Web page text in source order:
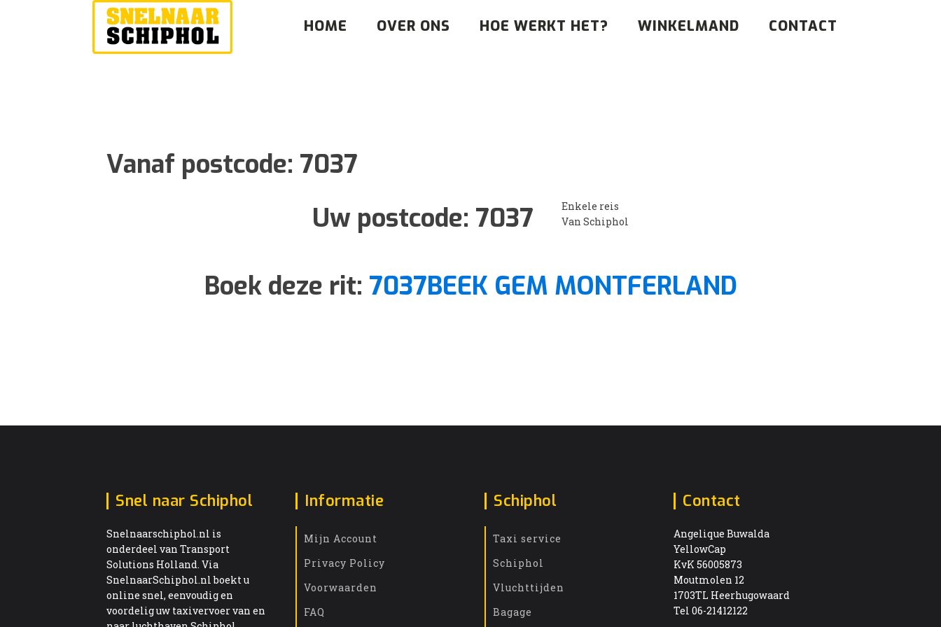
HOME OVER ONS HOE WERKT HET? WINKELMAND CONTACT
Vanaf postcode: 7037
Uw postcode: 7037
Enkele reis
Van Schiphol
Boek deze rit: 7037BEEK GEM MONTFERLAND
Snel naar Schiphol
Snelnaarschiphol.nl is
onderdeel van Transport
Solutions Holland. Via
SnelnaarSchiphol.nl boekt u
online snel, eenvoudig en
voordelig uw taxivervoer van en
Informatie
Mijn Account
Privacy Policy
Voorwaarden
FAQ
Schiphol
Taxi service
Schiphol
Vluchttijden
Bagage
Contact
Angelique Buwalda
YellowCap
KvK 56005873
Moutmolen 12
1703TL Heerhugowaard
Tel 06-21412122